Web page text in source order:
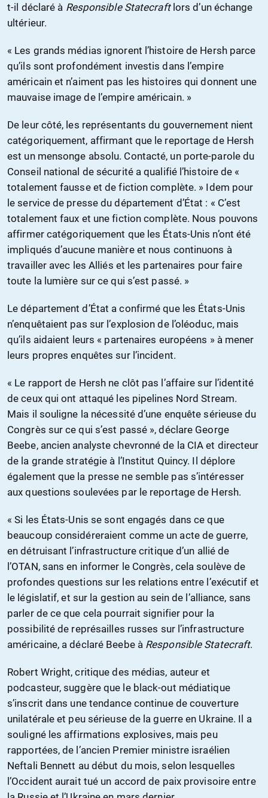
t-il déclaré à Responsible Statecraftlors d’un échange
ultérieur.
« Les grands médias ignorent l’histoire de Hersh parce
qu’ils sont profondément investis dans l’empire
américain et n’aiment pas les histoires qui donnent une
mauvaise image de l’empire américain. »
De leur côté, les représentants du gouvernement nient
catégoriquement, affirmant que le reportage de Hersh
est un mensonge absolu. Contacté, un porte-parole du
Conseil national de sécurité a qualifié l’histoire de «
totalement fausse et de fiction complète. » Idem pour
le service de presse du département d’État : « C’est
totalement faux et une fiction complète. Nous pouvons
affirmer catégoriquement que les États-Unis n’ont été
impliqués d’aucune manière et nous continuons à
travailler avec les Alliés et les partenaires pour faire
toute la lumière sur ce qui s’est passé. »
Le département d’État a confirmé que les États-Unis
n’enquêtaient pas sur l’explosion de l’oléoduc, mais
qu’ils aidaient leurs « partenaires européens » à mener
leurs propres enquêtes sur l’incident.
« Le rapport de Hersh ne clôt pas l’affaire sur l’identité
de ceux qui ont attaqué les pipelines Nord Stream.
Mais il souligne la nécessité d’une enquête sérieuse du
Congrès sur ce qui s’est passé », déclare George
Beebe, ancien analyste chevronné de la CIA et directeur
de la grande stratégie à l’Institut Quincy. Il déplore
également que la presse ne semble pas s’intéresser
aux questions soulevées par le reportage de Hersh.
« Si les États-Unis se sont engagés dans ce que
beaucoup considéreraient comme un acte de guerre,
en détruisant l’infrastructure critique d’un allié de
l’OTAN, sans en informer le Congrès, cela soulève de
profondes questions sur les relations entre l’exécutif et
le législatif, et sur la gestion au sein de l’alliance, sans
parler de ce que cela pourrait signifier pour la
possibilité de représailles russes sur l’infrastructure
américaine, a déclaré Beebe à Responsible Statecraft.
Robert Wright, critique des médias, auteur et
podcasteur, suggère que le black-out médiatique
s’inscrit dans une tendance continue de couverture
unilatérale et peu sérieuse de la guerre en Ukraine. Il a
souligné les affirmations explosives, mais peu
rapportées, de l’ancien Premier ministre israélien
Neftali Bennett au début du mois, selon lesquelles
l’Occident aurait tué un accord de paix provisoire entre